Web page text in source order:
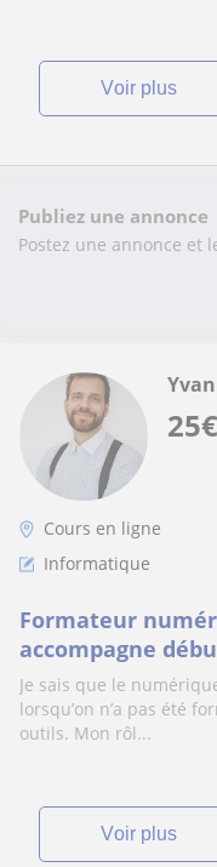
voir plus
Publiez une annonce
Postez une annonce et
25€
Yvan
Cours en ligne
Informatique
Formateur
accompagne
l’autonomie
smartphone,
Je sais que le
lorsqu’on n’a pas été
outils. Mon rôl...
voir plus